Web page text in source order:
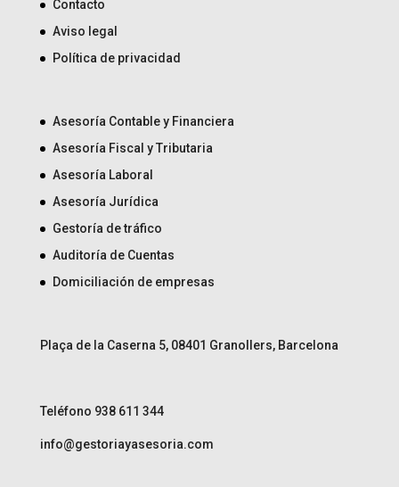
Contacto
Aviso legal
Política de privacidad
Asesoría Contable y Financiera
Asesoría Fiscal y Tributaria
Asesoría Laboral
Asesoría Jurídica
Gestoría de tráfico
Auditoría de Cuentas
Domiciliación de empresas
Plaça de la Caserna 5, 08401 Granollers, Barcelona
Teléfono 938 611 344
info@gestoriayasesoria.com